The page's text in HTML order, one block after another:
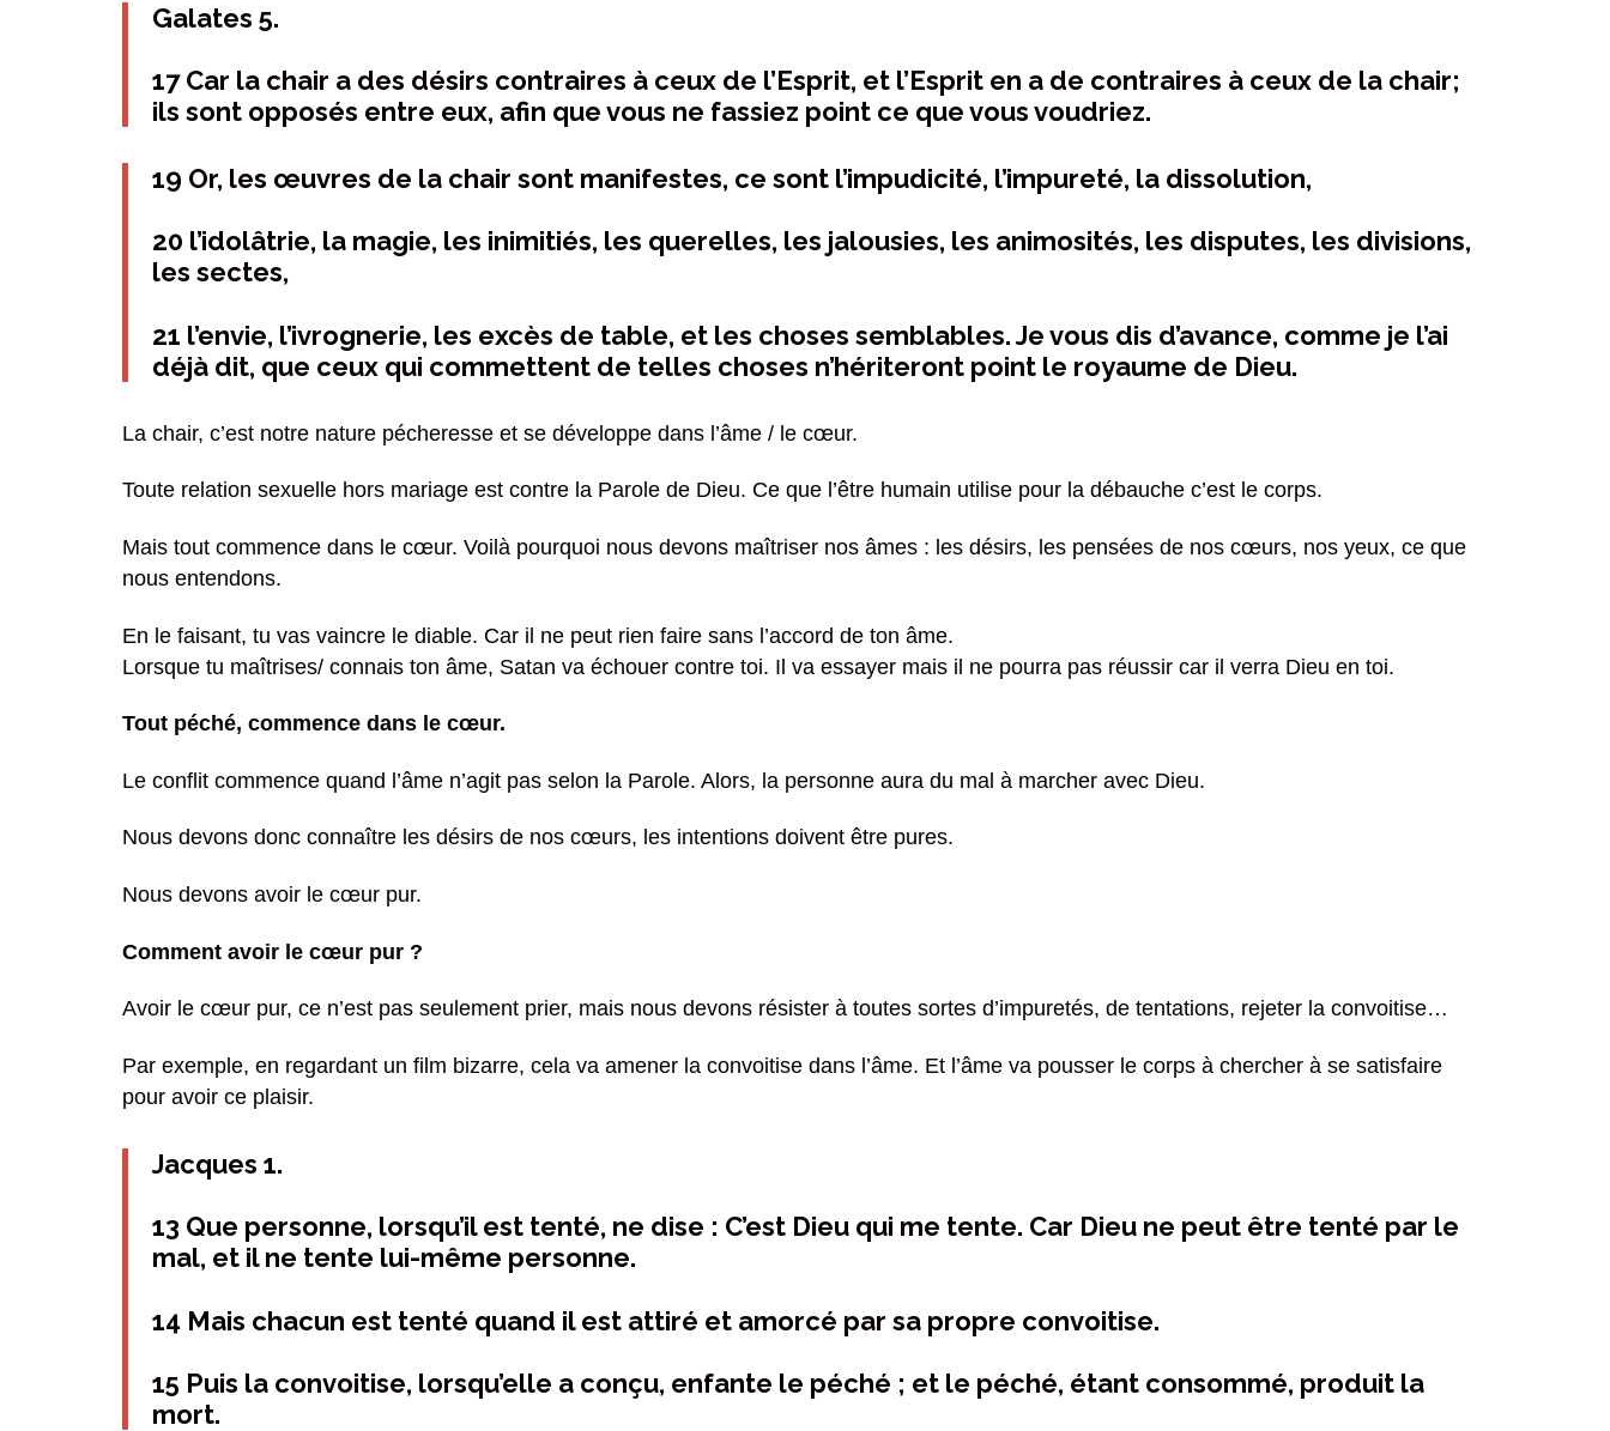
Galates 5.
17 Car la chair a des désirs contraires à ceux de l’Esprit, et l’Esprit en a de contraires à ceux de la chair;
ils sont opposés entre eux, afin que vous ne fassiez point ce que vous voudriez.
19 Or, les œuvres de la chair sont manifestes, ce sont l’impudicité, l’impureté, la dissolution,
20 l’idolâtrie, la magie, les inimitiés, les querelles, les jalousies, les animosités, les disputes, les divisions,
les sectes,
21 l’envie, l’ivrognerie, les excès de table, et les choses semblables. Je vous dis d’avance, comme je l’ai
déjà dit, que ceux qui commettent de telles choses n’hériteront point le royaume de Dieu.
La chair, c’est notre nature pécheresse et se développe dans l’âme / le cœur.
Toute relation sexuelle hors mariage est contre la Parole de Dieu. Ce que l’être humain utilise pour la débauche c’est le corps.
Mais tout commence dans le cœur. Voilà pourquoi nous devons maîtriser nos âmes : les désirs, les pensées de nos cœurs, nos yeux, ce que
nous entendons.
En le faisant, tu vas vaincre le diable. Car il ne peut rien faire sans l’accord de ton âme.
Lorsque tu maîtrises/ connais ton âme, Satan va échouer contre toi. Il va essayer mais il ne pourra pas réussir car il verra Dieu en toi.
Tout péché, commence dans le cœur.
Le conflit commence quand l’âme n’agit pas selon la Parole. Alors, la personne aura du mal à marcher avec Dieu.
Nous devons donc connaître les désirs de nos cœurs, les intentions doivent être pures.
Nous devons avoir le cœur pur.
Comment avoir le cœur pur ?
Avoir le cœur pur, ce n’est pas seulement prier, mais nous devons résister à toutes sortes d’impuretés, de tentations, rejeter la convoitise…
Par exemple, en regardant un film bizarre, cela va amener la convoitise dans l’âme. Et l’âme va pousser le corps à chercher à se satisfaire
pour avoir ce plaisir.
Jacques 1.
13 Que personne, lorsqu’il est tenté, ne dise : C’est Dieu qui me tente. Car Dieu ne peut être tenté par le
mal, et il ne tente lui-même personne.
14 Mais chacun est tenté quand il est attiré et amorcé par sa propre convoitise.
15 Puis la convoitise, lorsqu’elle a conçu, enfante le péché ; et le péché, étant consommé, produit la
mort.